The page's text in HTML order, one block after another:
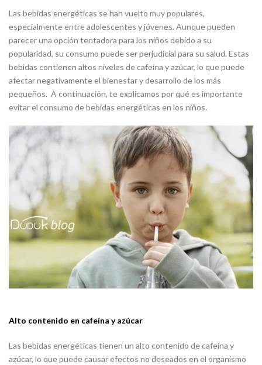
Las bebidas energéticas se han vuelto muy populares,
especialmente entre adolescentes y jóvenes. Aunque pueden
parecer una opción tentadora para los niños debido a su
popularidad, su consumo puede ser perjudicial para su salud. Estas
bebidas contienen altos niveles de cafeína y azúcar, lo que puede
afectar negativamente el bienestar y desarrollo de los más
pequeños. A continuación, te explicamos por qué es importante
evitar el consumo de bebidas energéticas en los niños.
Alto contenido en cafeína y azúcar
Las bebidas energéticas tienen un alto contenido de cafeína y
azúcar, lo que puede causar efectos no deseados en el organismo